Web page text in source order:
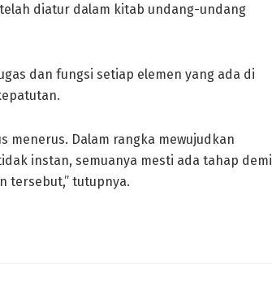
diatur dalam kitab undang-undang
dan fungsi setiap elemen yang ada di
menerus. Dalam rangka mewujudkan
instan, semuanya mesti ada tahap demi
tersebut,” tutupnya.